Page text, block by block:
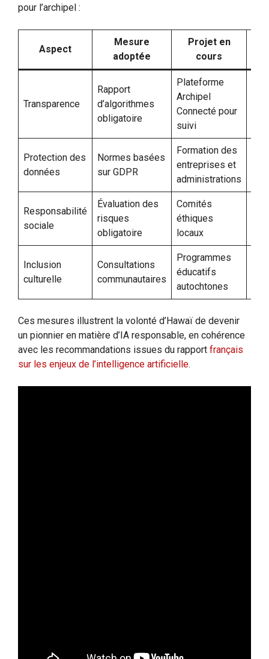
pour l’archipel :
Aspect
Mesure
adoptée
Projet en
cours
Transparence
Rapport
d’algorithmes
obligatoire
Plateforme
Archipel
Connecté pour
suivi
Protection des
données
Normes basées
sur GDPR
Formation des
entreprises et
administrations
Responsabilité
sociale
Évaluation des
risques
obligatoire
Comités
éthiques
locaux
Inclusion
culturelle
Consultations
communautaires
Programmes
éducatifs
autochtones
Ces mesures illustrent la volonté d’Hawaï de devenir
un pionnier en matière d’IA responsable, en cohérence
avec les recommandations issues du rapport français
sur les enjeux de l’intelligence artificielle.